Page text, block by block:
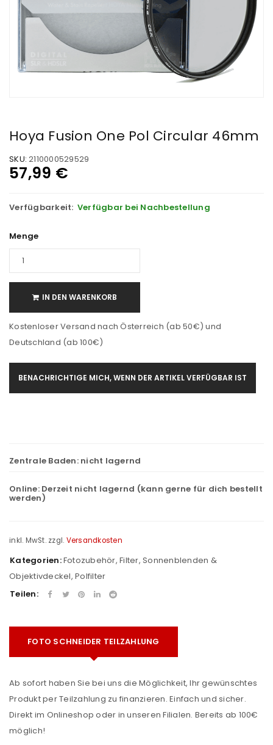
Hoya Fusion One Pol Circular 46mm
SKU: 2110000529529
57,99 €
Verfügbarkeit: Verfügbar bei Nachbestellung
Menge
IN DEN WARENKORB
Kostenloser Versand nach Österreich (ab 50€) und
Deutschland (ab 100€)
BENACHRICHTIGE MICH, WENN DER ARTIKEL VERFÜGBAR IST
Zentrale Baden: nicht lagernd
Online: Derzeit nicht lagernd (kann gerne für dich bestellt
werden)
inkl. MwSt. zzgl. Versandkosten
Kategorien:Fotozubehör, Filter, Sonnenblenden &
Objektivdeckel, Polfilter
Teilen:
FOTO SCHNEIDER TEILZAHLUNG
Ab sofort haben Sie bei uns die Möglichkeit, Ihr gewünschtes
Produkt per Teilzahlung zu finanzieren. Einfach und sicher.
Direkt im Onlineshop oder in unseren Filialen. Bereits ab 100€
möglich!